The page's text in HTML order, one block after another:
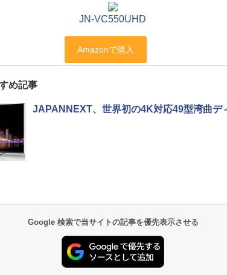
JN-VC550UHD
め記事
JAPANNEXT、世界初の4K対応49型湾曲デ
Google 検索で当サイトの記事を優先表示させる